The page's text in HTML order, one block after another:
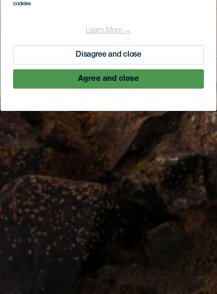
cookies
Learn More →
Disagree and close
Agree and close